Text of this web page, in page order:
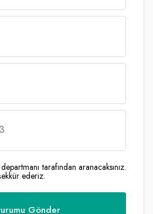
3
tarafından aranacaksınız.
ederiz.